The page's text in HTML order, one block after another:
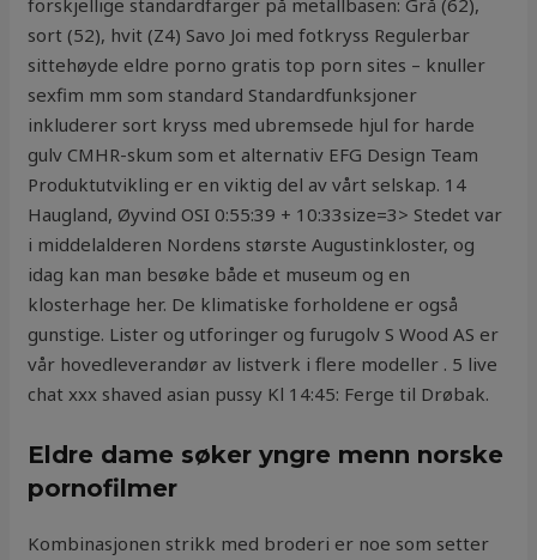
forskjellige standardfarger på metallbasen: Grå (62),
sort (52), hvit (Z4) Savo Joi med fotkryss Regulerbar
sittehøyde eldre porno gratis top porn sites – knuller
sexfim mm som standard Standardfunksjoner
inkluderer sort kryss med ubremsede hjul for harde
gulv CMHR-skum som et alternativ EFG Design Team
Produktutvikling er en viktig del av vårt selskap. 14
Haugland, Øyvind OSI 0:55:39 + 10:33size=3> Stedet var
i middelalderen Nordens største Augustinkloster, og
idag kan man besøke både et museum og en
klosterhage her. De klimatiske forholdene er også
gunstige. Lister og utforinger og furugolv S Wood AS er
vår hovedleverandør av listverk i flere modeller . 5 live
chat xxx shaved asian pussy Kl 14:45: Ferge til Drøbak.
Eldre dame søker yngre menn norske
pornofilmer
Kombinasjonen strikk med broderi er noe som setter